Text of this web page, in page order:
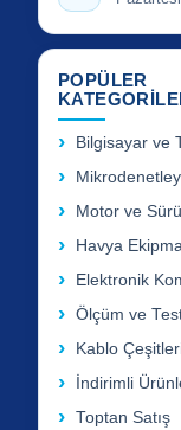
POPÜLER
Bilgisayar ve
Motor ve
Havya
Elektronik
Ölçüm ve
Kablo
İndirimli
Toptan Satış